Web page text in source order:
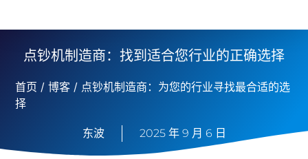
点钞机制造商：找到适合您行业的正确选择
首页 /博客 / 点钞机制造商：为您的行业寻找最合适的选
择
东波 2025 年 9 月 6 日